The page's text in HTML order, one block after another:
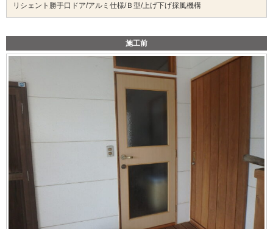
リシェント勝手口ドア/アルミ仕様/Ｂ型/上げ下げ採風機構
施工前